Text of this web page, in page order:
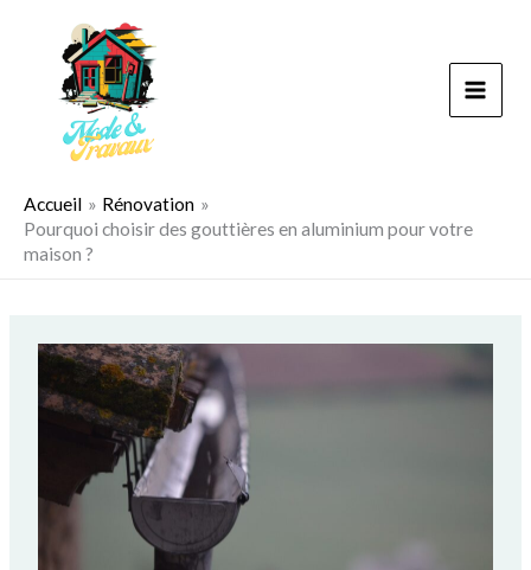
Accueil
Rénovation
Pourquoi choisir des gouttières en aluminium pour votre
maison ?